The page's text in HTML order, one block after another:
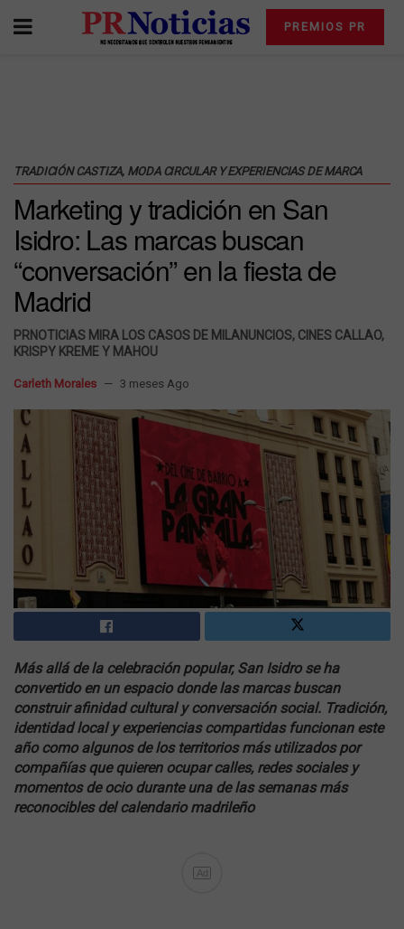
PREMIOS PR
TRADICIÓN CASTIZA, MODA CIRCULAR Y EXPERIENCIAS DE MARCA
Marketing y tradición en San
Isidro: Las marcas buscan
“conversación” en la fiesta de
Madrid
PRNOTICIAS MIRA LOS CASOS DE MILANUNCIOS, CINES CALLAO,
KRISPY KREME Y MAHOU
Carleth Morales 3 meses Ago
Más allá de la celebración popular, San Isidro se ha
convertido en un espacio donde las marcas buscan
construir afinidad cultural y conversación social. Tradición,
identidad local y experiencias compartidas funcionan este
año como algunos de los territorios más utilizados por
compañías que quieren ocupar calles, redes sociales y
momentos de ocio durante una de las semanas más
reconocibles del calendario madrileño
Ad